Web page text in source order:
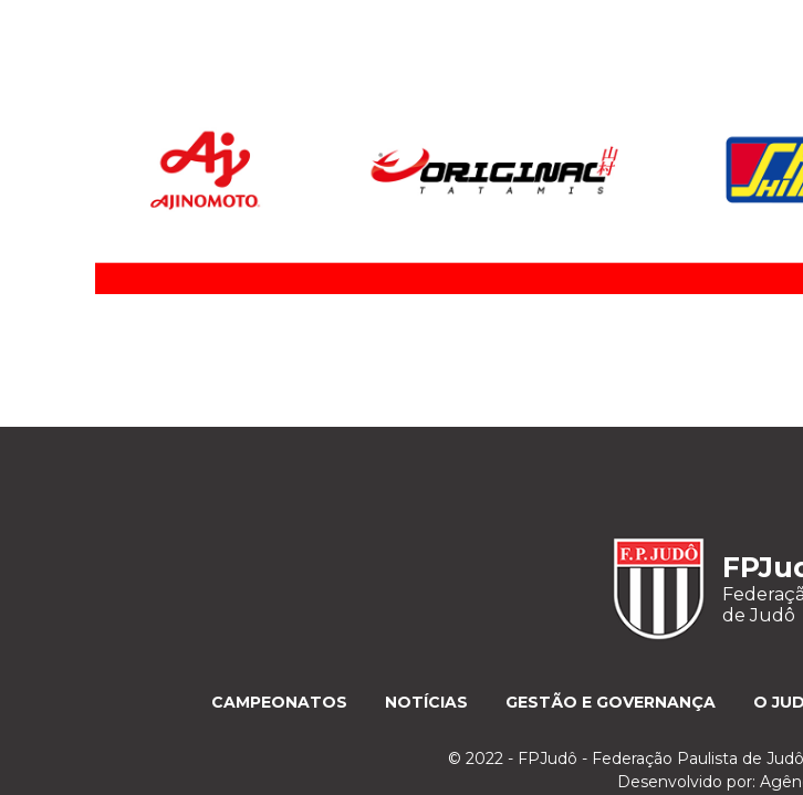
de Judô
CAMPEONATOS NOTÍCIAS GESTÃO E GOVERNANÇA O
© 2022 - FPJudô - Federação Paulista de
Desenvolvido por: